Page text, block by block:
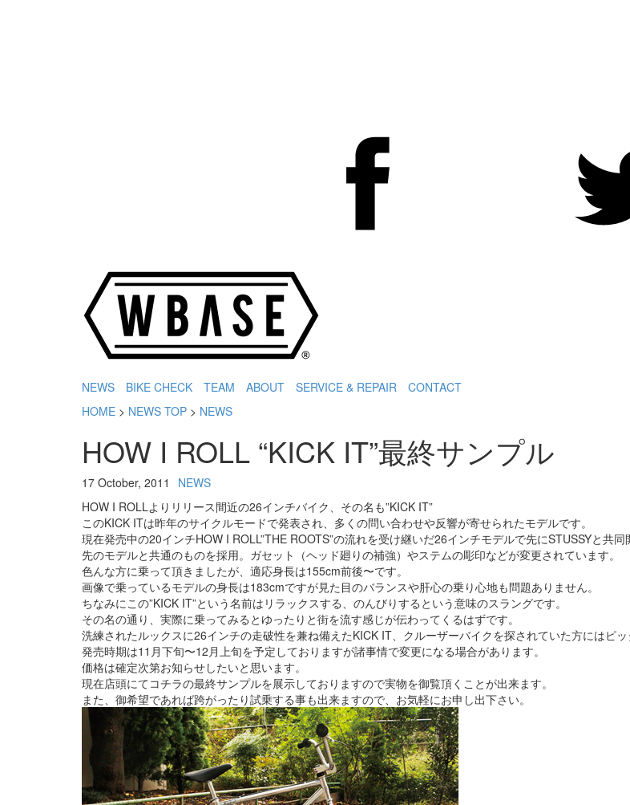
NEWS BIKE CHECK TEAM ABOUT SERVICE & REPAIR CONTACT
HOME > NEWS TOP > NEWS
HOW I ROLL “KICK IT”最終サンプル
17 October, 2011
NEWS
HOW I ROLLよりリリース間近の26インチバイク、その名も”KICK IT”
このKICK ITは昨年のサイクルモードで発表され、多くの問い合わせや反響が寄せられたモデルです。
現在発売中の20インチHOW I ROLL”THE ROOTS”の流れを受け継いだ26インチモデルで先にSTUSSYと共
先のモデルと共通のものを採用。ガセット（ヘッド廻りの補強）やステムの彫印などが変更されています。
色んな方に乗って頂きましたが、適応身長は155cm前後〜です。
画像で乗っているモデルの身長は183cmですが見た目のバランスや肝心の乗り心地も問題ありません。
ちなみにこの”KICK IT”という名前はリラックスする、のんびりするという意味のスラングです。
その名の通り、実際に乗ってみるとゆったりと街を流す感じが伝わってくるはずです。
洗練されたルックスに26インチの走破性を兼ね備えたKICK IT、クルーザーバイクを探されていた方にはピッ
発売時期は11月下旬〜12月上旬を予定しておりますが諸事情で変更になる場合があります。
価格は確定次第お知らせしたいと思います。
現在店頭にてコチラの最終サンプルを展示しておりますので実物を御覧頂くことが出来ます。
また、御希望であれば跨がったり試乗する事も出来ますので、お気軽にお申し出下さい。